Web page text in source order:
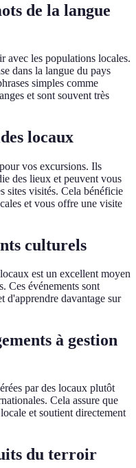
de la langue
avec les populations locales.
dans la langue du pays
simples comme
et sont souvent très
locaux
vos excursions. Ils
des lieux et peuvent vous
sites visités. Cela bénéficie
et vous offre une visite
culturels
est un excellent moyen
Ces événements sont
d'apprendre davantage sur
à gestion
par des locaux plutôt
Cela assure que
et soutient directement
du terroir